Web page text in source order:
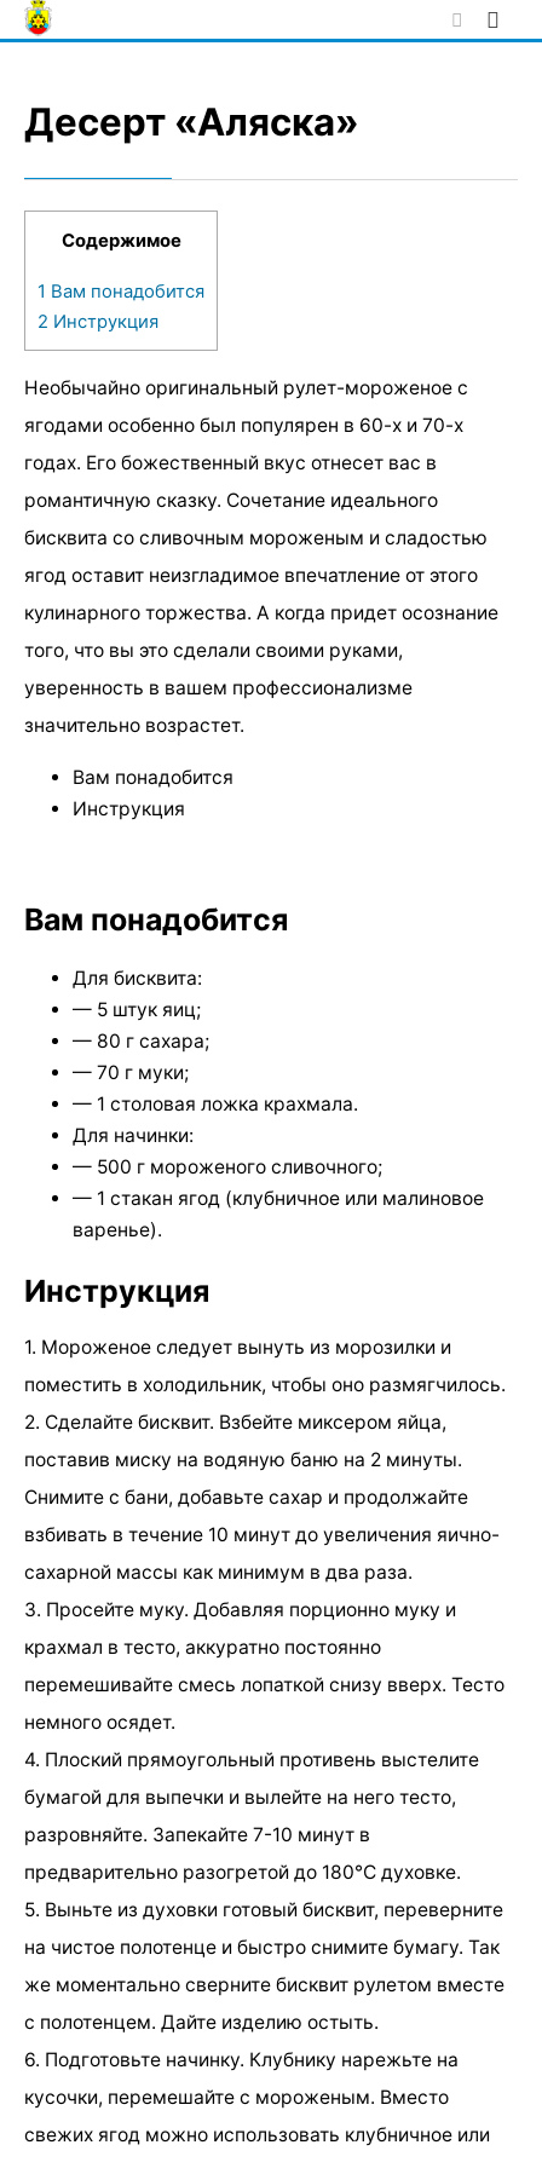
Skip
to
Десерт «Аляска»
Содержимое
1 Вам понадобится
2 Инструкция
Необычайно оригинальный рулет-мороженое с
ягодами особенно был популярен в 60-х и 70-х
годах. Его божественный вкус отнесет вас в
романтичную сказку. Сочетание идеального
бисквита со сливочным мороженым и сладостью
ягод оставит неизгладимое впечатление от этого
кулинарного торжества. А когда придет осознание
того, что вы это сделали своими руками,
уверенность в вашем профессионализме
значительно возрастет.
Вам понадобится
Инструкция
Вам понадобится
Для бисквита:
— 5 штук яиц;
— 80 г сахара;
— 70 г муки;
— 1 столовая ложка крахмала.
Для начинки:
— 500 г мороженого сливочного;
— 1 стакан ягод (клубничное или малиновое
варенье).
Инструкция
1. Мороженое следует вынуть из морозилки и
поместить в холодильник, чтобы оно размягчилось.
2. Сделайте бисквит. Взбейте миксером яйца,
поставив миску на водяную баню на 2 минуты.
Снимите с бани, добавьте сахар и продолжайте
взбивать в течение 10 минут до увеличения яично-
сахарной массы как минимум в два раза.
3. Просейте муку. Добавляя порционно муку и
крахмал в тесто, аккуратно постоянно
перемешивайте смесь лопаткой снизу вверх. Тесто
немного осядет.
4. Плоский прямоугольный противень выстелите
бумагой для выпечки и вылейте на него тесто,
разровняйте. Запекайте 7-10 минут в
предварительно разогретой до 180°С духовке.
5. Выньте из духовки готовый бисквит, переверните
на чистое полотенце и быстро снимите бумагу. Так
же моментально сверните бисквит рулетом вместе
с полотенцем. Дайте изделию остыть.
6. Подготовьте начинку. Клубнику нарежьте на
кусочки, перемешайте с мороженым. Вместо
свежих ягод можно использовать клубничное или